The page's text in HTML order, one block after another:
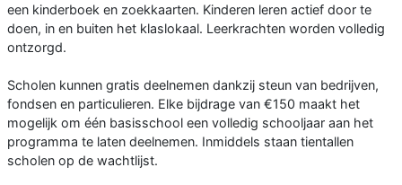
een kinderboek en zoekkaarten. Kinderen leren actief door te
doen, in en buiten het klaslokaal. Leerkrachten worden volledig
ontzorgd.
Scholen kunnen gratis deelnemen dankzij steun van bedrijven,
fondsen en particulieren. Elke bijdrage van €150 maakt het
mogelijk om één basisschool een volledig schooljaar aan het
programma te laten deelnemen. Inmiddels staan tientallen
scholen op de wachtlijst.